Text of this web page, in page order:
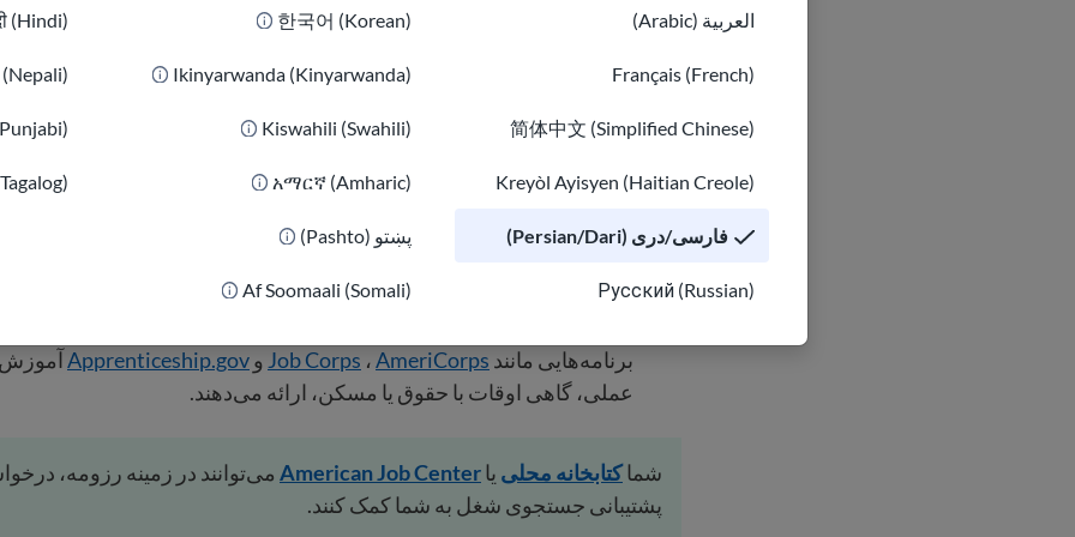
العربية (Arabic)
Français (French)
简体中文 (Simplified Chinese)
Kreyòl Ayisyen (Haitian Creole)
فارسی/دری (Persian/Dari)
Русский (Russian)
한국어 (Korean)
Ikinyarwanda (Kinyarwanda)
Kiswahili (Swahili)
አማርኛ (Amharic)
پښتو (Pashto)
Af Soomaali (Somali)
(Hindi)
(Nepali)
از کتابخانه‌ها، مدارس، سازمان‌های غیرانتفاعی، پناهگاه‌ها و
به دوستان، همسایگان یا رهبران جامعه بگویید که به دنبال چه چیزی هستید.
فرصت‌ها از طریق تبلیغات دهان به دهان پیدا می‌شوند.
مشورت کنید.اگر در مدرسه یا بخشی از یک برنامه هستید، در مورد گزینه‌های
پروژه‌های یادگیری-خدمت سوال کنید.
برنامه‌هایی مانند
Job Corps ،AmeriCorps وApprenticeship.gov آموزش
عملی، گاهی اوقات با حقوق یا مسکن، ارائه می‌دهند.
شماکتابخانه محلی یاAmerican Job Center می‌توانند در زمینه رزومه،
پشتیبانی جستجوی شغل به شما کمک کنند.